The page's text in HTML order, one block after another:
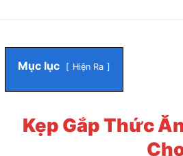
Mục lục
Hiện Ra
Kẹp Gắp Thức